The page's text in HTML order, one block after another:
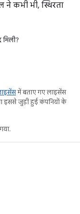
कभी भी, स्थिरता
में बताए गए लाइसेंस
इससे जुड़ी हुई कंपनियों के